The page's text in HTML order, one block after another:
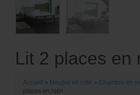
Lit 2 places en
Accueil » Meuble en rotin » Chambre en
places en rotin